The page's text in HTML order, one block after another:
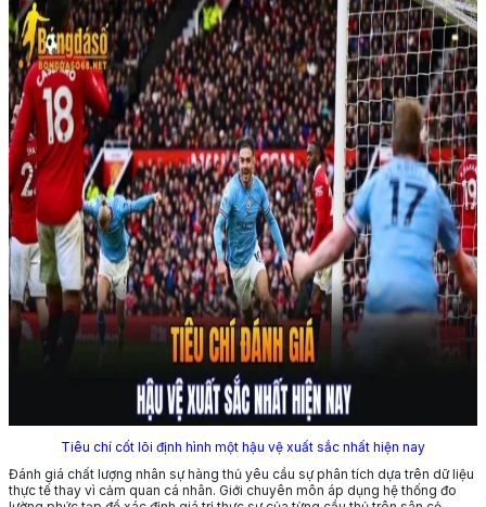
Tiêu chí cốt lõi định hình một hậu vệ xuất sắc nhất hiện nay
Đánh giá chất lượng nhân sự hàng thủ yêu cầu sự phân tích dựa trên dữ liệu
thực tế thay vì cảm quan cá nhân. Giới chuyên môn áp dụng hệ thống đo